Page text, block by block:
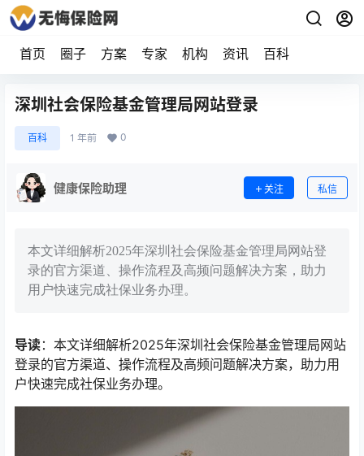
首页 圈子 方案 专家 机构 资讯 百科
深圳社会保险基金管理局网站登录
百科 1 年前 0
健康保险助理 关注 私信
本文详细解析2025年深圳社会保险基金管理局网站登
录的官方渠道、操作流程及高频问题解决方案，助力
用户快速完成社保业务办理。
导读：本文详细解析2025年深圳社会保险基金管理局网站
登录的官方渠道、操作流程及高频问题解决方案，助力用
户快速完成社保业务办理。